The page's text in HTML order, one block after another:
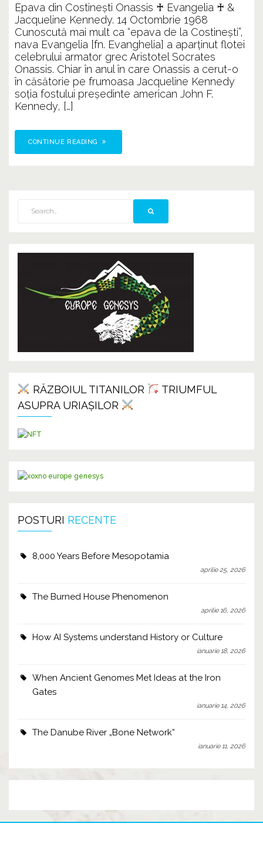
Epava din Costinești Onassis ♰ Evangelia ♰ &
Jacqueline Kennedy. 14 Octombrie 1968
Cunoscută mai mult ca “epava de la Costinești”,
nava Evangelia [fn. Evanghelia] a aparținut flotei
celebrului armator grec Aristotel Socrates
Onassis. Chiar în anul în care Onassis a cerut-o
în căsătorie pe frumoasa Jacqueline Kennedy
soția fostului președinte american John F.
Kennedy, […]
CONTINUE READING
RĂZBOIUL TITANILOR
TRIUMFUL
ASUPRA URIAȘILOR
POSTURI RECENTE
8,000 Years Before Mesopotamia
aprilie 25, 2026
The Burned House Phenomenon
aprilie 16, 2026
How AI Systems understand History or Culture
ianuarie 18, 2026
When Ancient Genomes Met Ideas at the Iron
Gates
ianuarie 14, 2026
The Danube River „Bone Network”
ianuarie 11, 2026